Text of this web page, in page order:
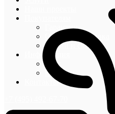
Гарантии
Оплата и доставка
Акции и скидки
Информация
Блог
Новости
Контакты